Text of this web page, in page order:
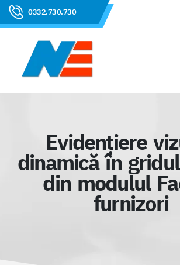
0332.730.730
Evidențiere
dinamică în
din modulul
furnizori